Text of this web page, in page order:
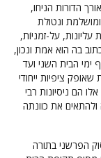
הדורות הניחו,
ונטולת
על-זמניוֹת,
בה הוא אמת ונכון,
ימי הבית השני ועד
ציפיות ייחודי
הם ניסיונות רבי
את כוונתה
הפרשני בתורה